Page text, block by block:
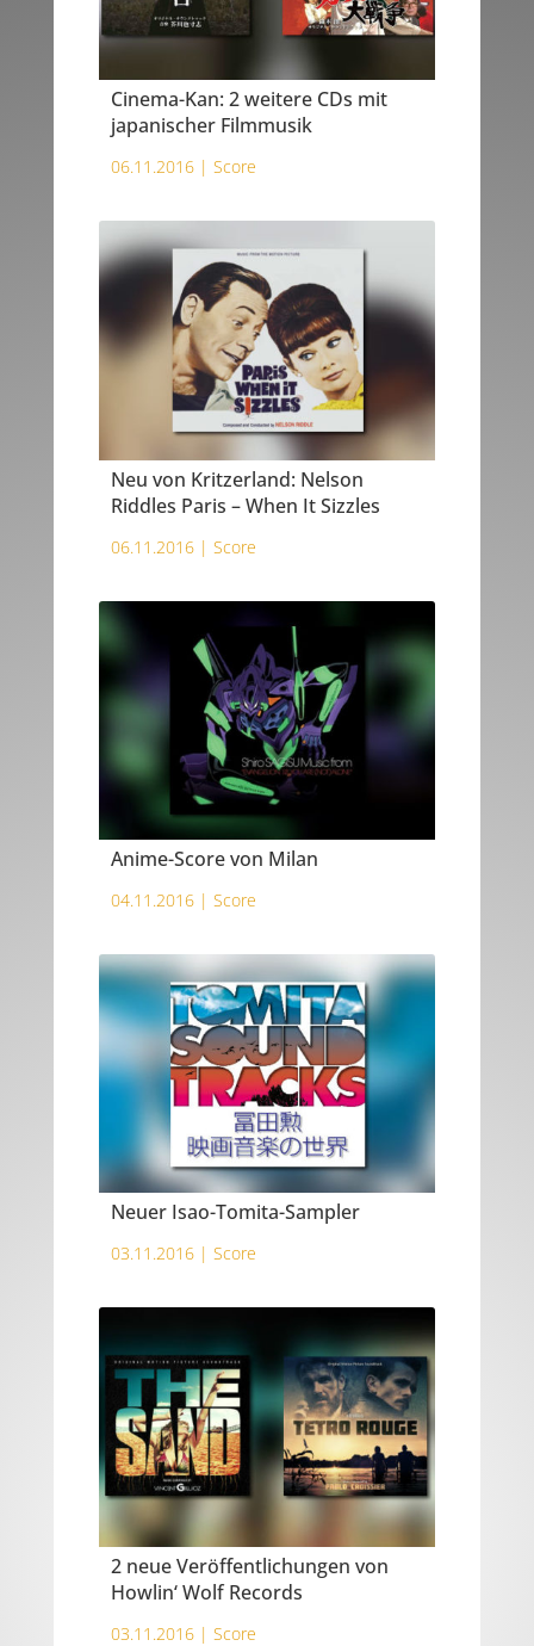
Cinema-Kan: 2 weitere CDs mit
japanischer Filmmusik
06.11.2016 | Score
Neu von Kritzerland: Nelson
Riddles Paris – When It Sizzles
06.11.2016 | Score
Anime-Score von Milan
04.11.2016 | Score
Neuer Isao-Tomita-Sampler
03.11.2016 | Score
2 neue Veröffentlichungen von
Howlin‘ Wolf Records
03.11.2016 | Score